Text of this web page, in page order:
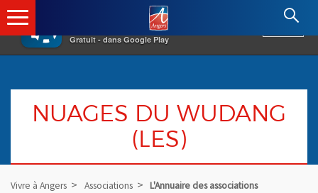
×
Gratuit - dans Google Play
Angers.fr : Retour à l'accueil
NUAGES DU WUDANG
(LES)
Vivre à Angers Associations L'Annuaire des associations